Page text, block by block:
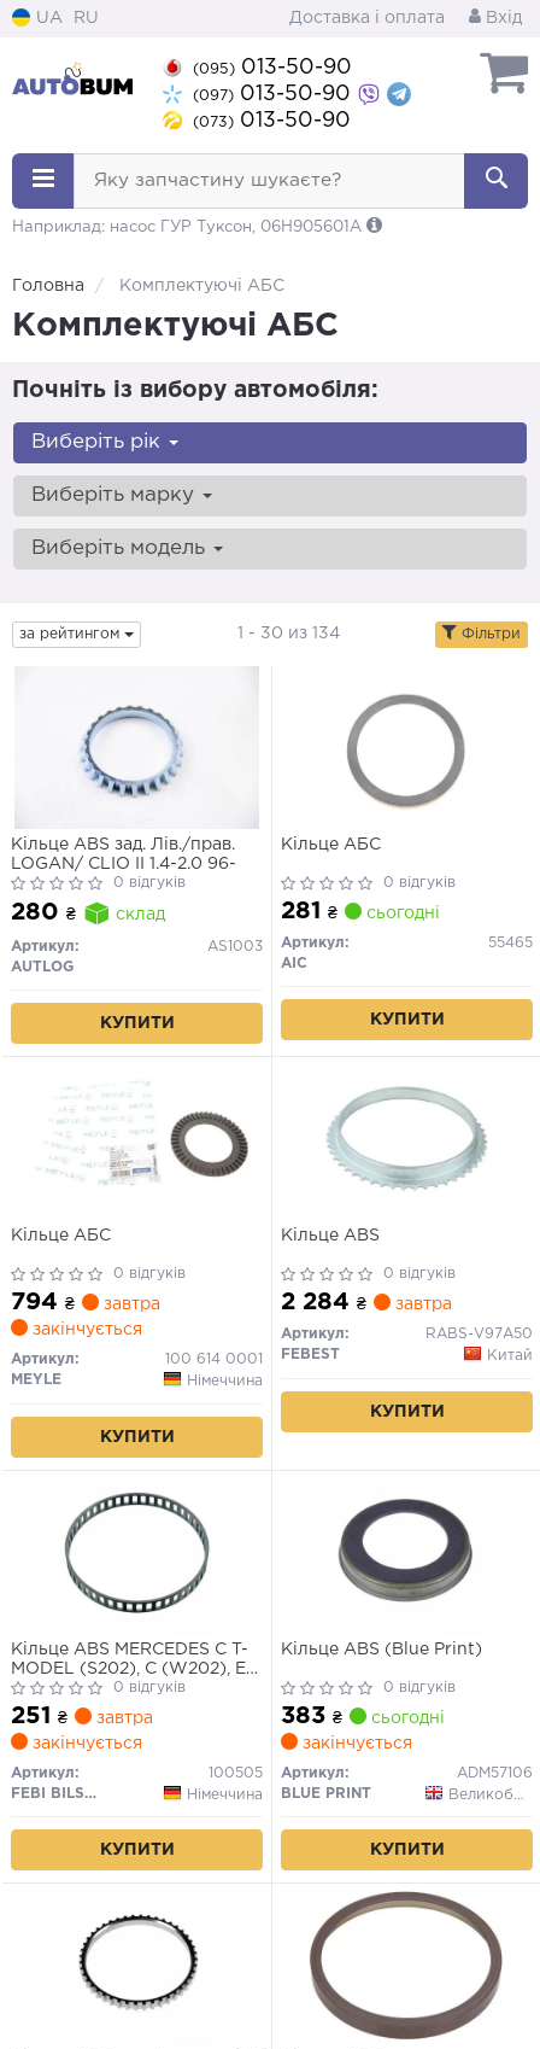
UA RU Доставка і оплата Вхід
(095) 013-50-90
(097) 013-50-90
(073) 013-50-90
Яку запчастину шукаєте?
Наприклад: насос ГУР Туксон, 06H905601A
Головна Комплектуючі АБС
Комплектуючі АБС
Почніть із вибору автомобіля:
Виберіть рік
Виберіть марку
Виберіть модель
за рейтингом 1 - 30 из 134 Фільтри
Кільце ABS зад. Лів./прав.
LOGAN/ CLIO II 1.4-2.0 96-
0 відгуків
280 ₴ склад
Артикул:
AS1003
AUTLOG
КУПИТИ
Кільце АБС
0 відгуків
281 ₴ сьогодні
Артикул:
55465
AIC
КУПИТИ
Кільце АБС
0 відгуків
794 ₴
завтра
закінчується
Артикул:
100 614 0001
MEYLE
Німеччина
КУПИТИ
Кільце ABS
0 відгуків
2 284 ₴ завтра
Артикул:
RABS-V97A50
FEBEST
Китай
КУПИТИ
Кільце ABS MERCEDES C T-
MODEL (S202), C (W202), E
T-MODEL (S210), E (VF210), E
(W210), S (W220, V220), SLK
(R170) 1.8-5.8 03.93-08.05
0 відгуків
251 ₴
завтра
закінчується
Артикул:
100505
FEBI BILSTEIN
Німеччина
КУПИТИ
Кільце ABS (Blue Print)
0 відгуків
383 ₴
сьогодні
закінчується
Артикул:
ADM57106
BLUE PRINT
Великобританія
КУПИТИ